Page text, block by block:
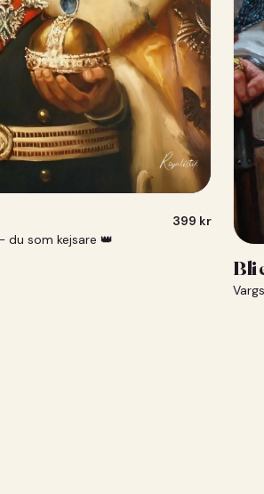
du som kejsare 👑
399 kr
Bli